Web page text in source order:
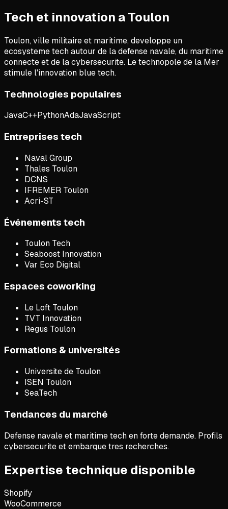
Tech et innovation a Toulon
Toulon, ville militaire et maritime, developpe un
ecosysteme tech autour de la defense navale, du maritime
connecte et de la cybersecurite. Le technopole de la Mer
stimule l'innovation blue tech.
Technologies populaires
JavaC++PythonAdaJavaScript
Entreprises tech
Naval Group
Thales Toulon
DCNS
IFREMER Toulon
Acri-ST
Événements tech
Toulon Tech
Seaboost Innovation
Var Eco Digital
Espaces coworking
Le Loft Toulon
TVT Innovation
Regus Toulon
Formations & universités
Universite de Toulon
ISEN Toulon
SeaTech
Tendances du marché
Defense navale et maritime tech en forte demande. Profils
cybersecurite et embarque tres recherches.
Expertise technique disponible
Shopify
WooCommerce